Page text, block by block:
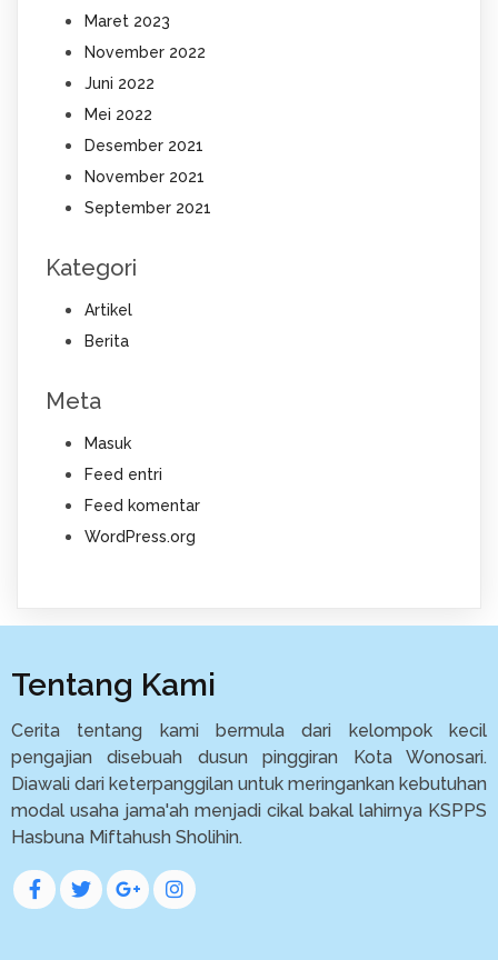
Maret 2023
November 2022
Juni 2022
Mei 2022
Desember 2021
November 2021
September 2021
Kategori
Artikel
Berita
Meta
Masuk
Feed entri
Feed komentar
WordPress.org
Tentang Kami
Cerita tentang kami bermula dari kelompok kecil
pengajian disebuah dusun pinggiran Kota Wonosari.
Diawali dari keterpanggilan untuk meringankan kebutuhan
modal usaha jama'ah menjadi cikal bakal lahirnya KSPPS
Hasbuna Miftahush Sholihin.